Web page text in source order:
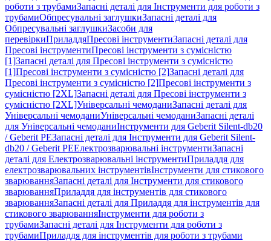
роботи з трубамиЗапасні деталі для Інструменти для роботи з
трубамиОбпресувальні заглушкиЗапасні деталі для
Обпресувальні заглушкиЗасоби для
перевіркиПриладдяПресові інструментиЗапасні деталі для
Пресові інструментиПресові інструменти з сумісністю
[1]Запасні деталі для Пресові інструменти з сумісністю
[1]Пресові інструменти з сумісністю [2]Запасні деталі для
Пресові інструменти з сумісністю [2]Пресові інструменти з
сумісністю [2XL]Запасні деталі для Пресові інструменти з
сумісністю [2XL]Універсальні чемоданиЗапасні деталі для
Універсальні чемоданиУніверсальні чемоданиЗапасні деталі
для Універсальні чемоданиІнструменти для Geberit Silent-db20
/ Geberit PEЗапасні деталі для Інструменти для Geberit Silent-
db20 / Geberit PEЕлектрозварювальні інструментиЗапасні
деталі для Електрозварювальні інструментиПриладдя для
електрозварювальних інструментівІнструменти для стикового
зварюванняЗапасні деталі для Інструменти для стикового
зварюванняПриладдя для інструментів для стикового
зварюванняЗапасні деталі для Приладдя для інструментів для
стикового зварюванняІнструменти для роботи з
трубамиЗапасні деталі для Інструменти для роботи з
трубамиПриладдя для інструментів для роботи з трубами